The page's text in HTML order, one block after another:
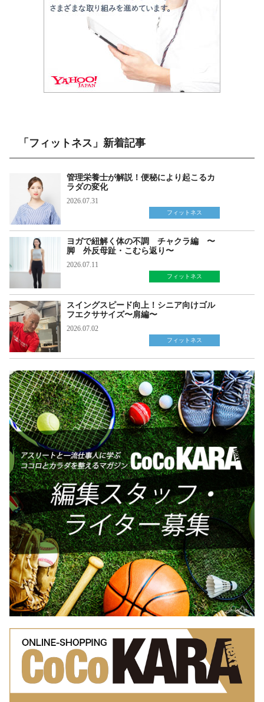
「フィットネス」新着記事
管理栄養士が解説！便秘により起こるカ
ラダの変化
2026.07.31
フィットネス
ヨガで紐解く体の不調 チャクラ編 〜
脚 外反母趾・こむら返り〜
2026.07.11
フィットネス
スイングスピード向上！シニア向けゴル
フエクササイズ〜肩編〜
2026.07.02
フィットネス